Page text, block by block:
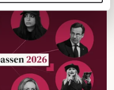
vi samarbetar med.
informationen med annan
eller som de har
tjänster.
hanterar personuppgifter